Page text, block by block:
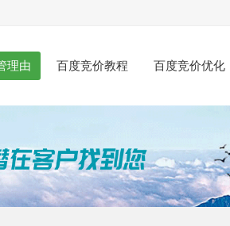
理由 百度竞价教程 百度竞价优化